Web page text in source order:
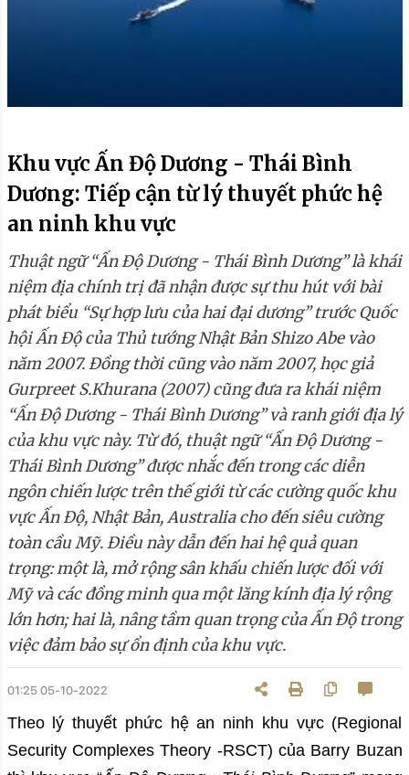
Khu vực Ấn Độ Dương - Thái Bình
Dương: Tiếp cận từ lý thuyết phức hệ
an ninh khu vực
Thuật ngữ “Ấn Độ Dương - Thái Bình Dương” là khái
niệm địa chính trị đã nhận được sự thu hút với bài
phát biểu “Sự hợp lưu của hai đại dương” trước Quốc
hội Ấn Độ của Thủ tướng Nhật Bản Shizo Abe vào
năm 2007. Đồng thời cũng vào năm 2007, học giả
Gurpreet S.Khurana (2007) cũng đưa ra khái niệm
“Ấn Độ Dương - Thái Bình Dương” và ranh giới địa lý
của khu vực này. Từ đó, thuật ngữ “Ấn Độ Dương -
Thái Bình Dương” được nhắc đến trong các diễn
ngôn chiến lược trên thế giới từ các cường quốc khu
vực Ấn Độ, Nhật Bản, Australia cho đến siêu cường
toàn cầu Mỹ. Điều này dẫn đến hai hệ quả quan
trọng: một là, mở rộng sân khấu chiến lược đối với
Mỹ và các đồng minh qua một lăng kính địa lý rộng
lớn hơn; hai là, nâng tầm quan trọng của Ấn Độ trong
việc đảm bảo sự ổn định của khu vực.
01:25 05-10-2022
Theo lý thuyết phức hệ an ninh khu vực (Regional
Security Complexes Theory -RSCT) của Barry Buzan